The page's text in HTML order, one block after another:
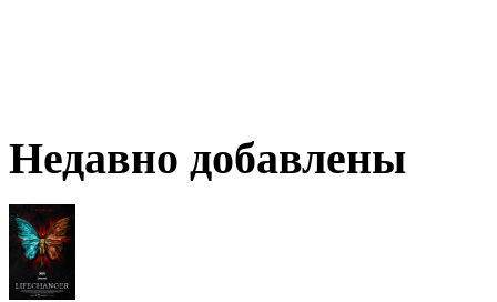
Недавно добавлены